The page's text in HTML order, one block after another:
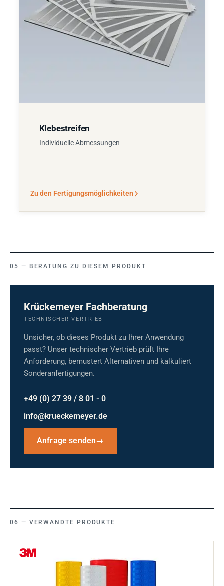
Klebestreifen
Individuelle Abmessungen
Zu den Fertigungsmöglichkeiten
BERATUNG ZU DIESEM PRODUKT
Krückemeyer Fachberatung
TECHNISCHER VERTRIEB
Unsicher, ob dieses Produkt zu Ihrer Anwendung
passt? Unser technischer Vertrieb prüft Ihre
Anforderung, bemustert Alternativen und kalkuliert
Sonderanfertigungen.
+49 (0) 27 39 / 8 01 - 0
info@krueckemeyer.de
Anfrage senden→
VERWANDTE PRODUKTE